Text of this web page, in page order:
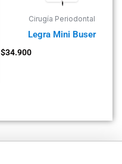
Cirugía Periodontal
Legra Mini Buser
$34.900